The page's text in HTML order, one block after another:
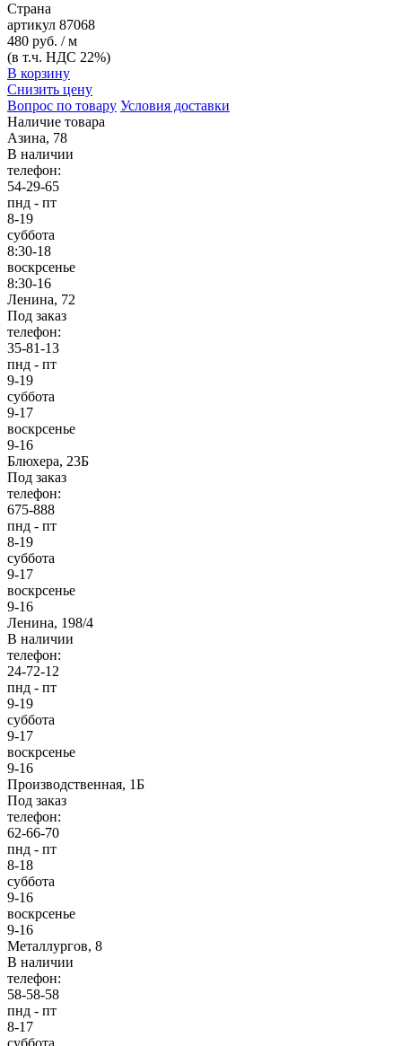
Страна
артикул 87068
480 руб. / м
(в т.ч. НДС 22%)
В корзину
Снизить цену
Вопрос по товару Условия доставки
Наличие товара
Азина, 78
В наличии
телефон:
54-29-65
пнд - пт
8-19
суббота
8:30-18
воскрсенье
8:30-16
Ленина, 72
Под заказ
телефон:
35-81-13
пнд - пт
9-19
суббота
9-17
воскрсенье
9-16
Блюхера, 23Б
Под заказ
телефон:
675-888
пнд - пт
8-19
суббота
9-17
воскрсенье
9-16
Ленина, 198/4
В наличии
телефон:
24-72-12
пнд - пт
9-19
суббота
9-17
воскрсенье
9-16
Производственная, 1Б
Под заказ
телефон:
62-66-70
пнд - пт
8-18
суббота
9-16
воскрсенье
9-16
Металлургов, 8
В наличии
телефон:
58-58-58
пнд - пт
8-17